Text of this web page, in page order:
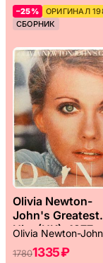
–25%
ОРИГИНАЛ
СБОРНИК
Olivia Newton-
John's Greatest
Hits (UK), 1977
Olivia Newton-John
17801335 ₽